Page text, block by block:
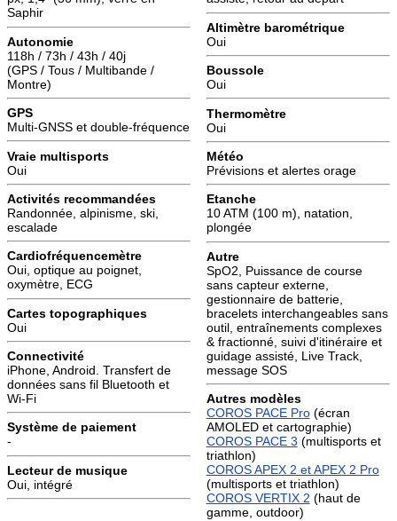
Saphir
Autonomie
118h / 73h / 43h / 40j
(GPS / Tous / Multibande /
Montre)
GPS
Multi-GNSS et double-fréquence
Vraie multisports
Oui
Activités recommandées
Randonnée, alpinisme, ski,
escalade
Cardiofréquencemètre
Oui, optique au poignet,
oxymètre, ECG
Cartes topographiques
Oui
Connectivité
iPhone, Android. Transfert de
données sans fil Bluetooth et
Wi-Fi
Système de paiement
-
Lecteur de musique
Oui, intégré
Altimètre barométrique
Oui
Boussole
Oui
Thermomètre
Oui
Météo
Prévisions et alertes orage
Etanche
10 ATM (100 m), natation,
plongée
Autre
SpO2, Puissance de course
sans capteur externe,
gestionnaire de batterie,
bracelets interchangeables sans
outil, entraînements complexes
& fractionné, suivi d'itinéraire et
guidage assisté, Live Track,
message SOS
Autres modèles
COROS PACE Pro(écran
AMOLED et cartographie)
COROS PACE 3 (multisports et
triathlon)
COROS APEX 2 et APEX 2 Pro
(multisports et triathlon)
COROS VERTIX 2 (haut de
gamme, outdoor)